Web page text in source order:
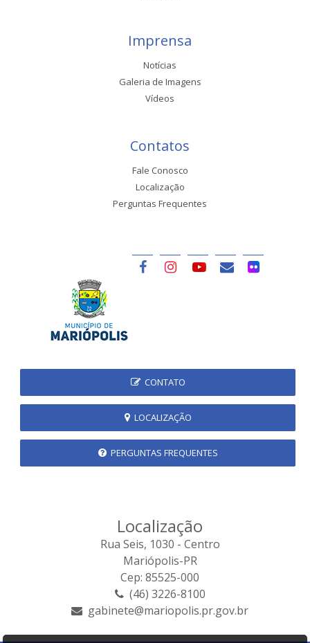
Imprensa
Notícias
Galeria de Imagens
Vídeos
Contatos
Fale Conosco
Localização
Perguntas Frequentes
CONTATO
LOCALIZAÇÃO
PERGUNTAS FREQUENTES
Localização
Rua Seis, 1030 - Centro
Mariópolis-PR
Cep: 85525-000
(46) 3226-8100
gabinete@mariopolis.pr.gov.br